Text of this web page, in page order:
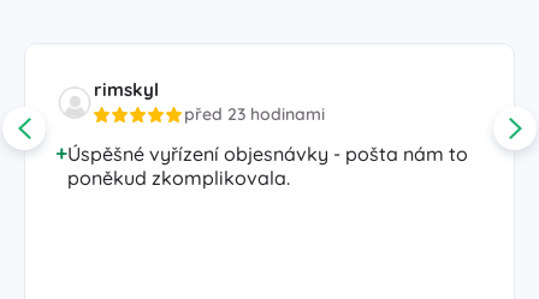
rimskyl
před 23 hodinami
Úspěšné vyřízení objesnávky - pošta nám to
poněkud zkomplikovala.